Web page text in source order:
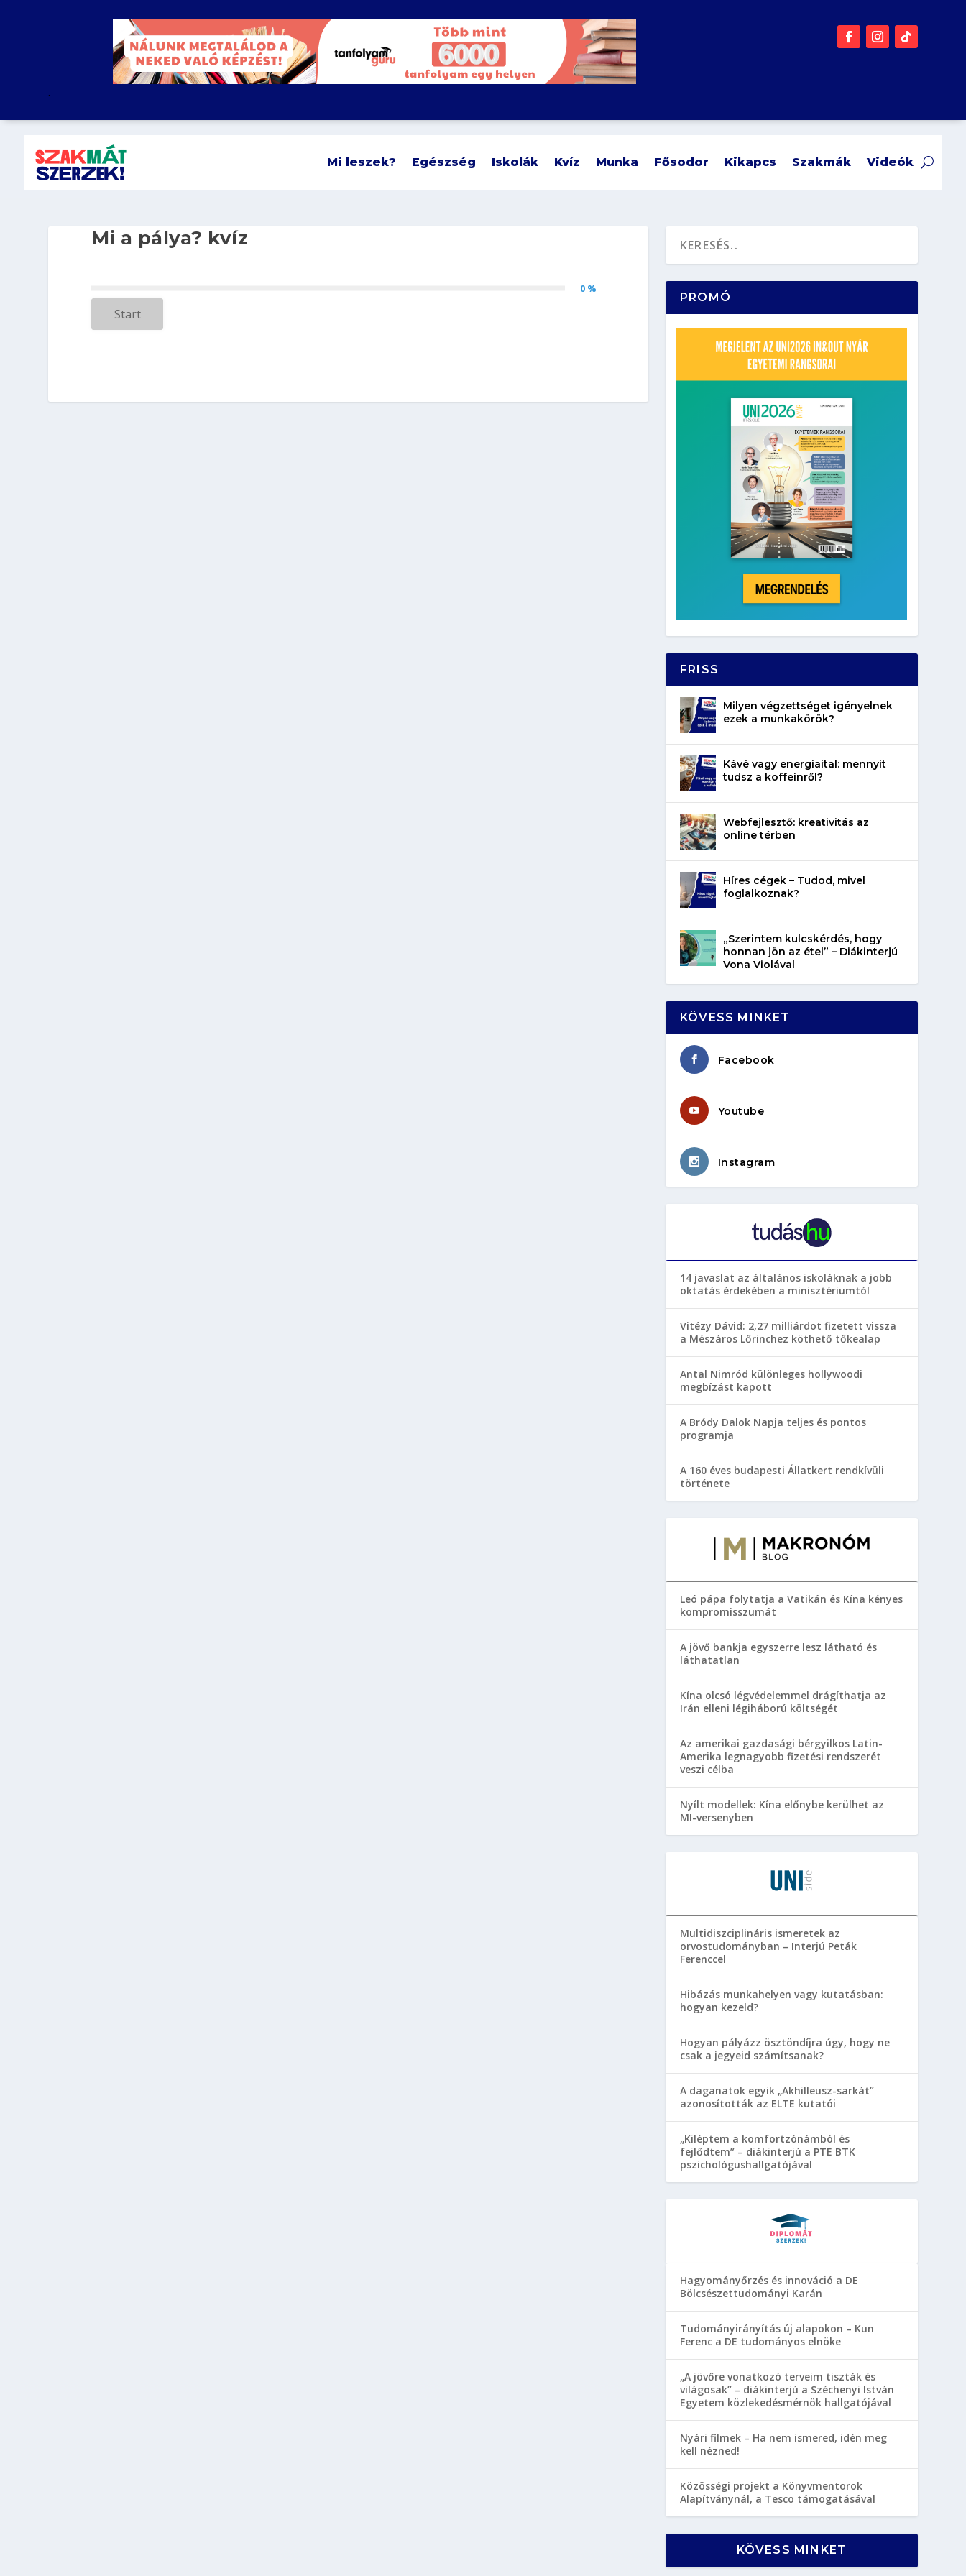
.
Mi leszek? Egészség Iskolák Kvíz Munka Fősodor Kikapcs Szakmák Videók
Mi a pálya? kvíz
0 %
Start
PROMÓ
FRISS
Milyen végzettséget igényelnek
ezek a munkakörök?
Kávé vagy energiaital: mennyit
tudsz a koffeinről?
Webfejlesztő: kreativitás az
online térben
Híres cégek – Tudod, mivel
foglalkoznak?
„Szerintem kulcskérdés, hogy
honnan jön az étel” – Diákinterjú
Vona Violával
KÖVESS MINKET
Facebook
Youtube
Instagram
14 javaslat az általános iskoláknak a jobb
oktatás érdekében a minisztériumtól
Vitézy Dávid: 2,27 milliárdot fizetett vissza
a Mészáros Lőrinchez köthető tőkealap
Antal Nimród különleges hollywoodi
megbízást kapott
A Bródy Dalok Napja teljes és pontos
programja
A 160 éves budapesti Állatkert rendkívüli
története
Leó pápa folytatja a Vatikán és Kína kényes
kompromisszumát
A jövő bankja egyszerre lesz látható és
láthatatlan
Kína olcsó légvédelemmel drágíthatja az
Irán elleni légiháború költségét
Az amerikai gazdasági bérgyilkos Latin-
Amerika legnagyobb fizetési rendszerét
veszi célba
Nyílt modellek: Kína előnybe kerülhet az
MI-versenyben
Multidiszciplináris ismeretek az
orvostudományban – Interjú Peták
Ferenccel
Hibázás munkahelyen vagy kutatásban:
hogyan kezeld?
Hogyan pályázz ösztöndíjra úgy, hogy ne
csak a jegyeid számítsanak?
A daganatok egyik „Akhilleusz-sarkát”
azonosították az ELTE kutatói
„Kiléptem a komfortzónámból és
fejlődtem” – diákinterjú a PTE BTK
pszichológushallgatójával
Hagyományőrzés és innováció a DE
Bölcsészettudományi Karán
Tudományirányítás új alapokon – Kun
Ferenc a DE tudományos elnöke
„A jövőre vonatkozó terveim tiszták és
világosak” – diákinterjú a Széchenyi István
Egyetem közlekedésmérnök hallgatójával
Nyári filmek – Ha nem ismered, idén meg
kell nézned!
Közösségi projekt a Könyvmentorok
Alapítványnál, a Tesco támogatásával
KÖVESS MINKET